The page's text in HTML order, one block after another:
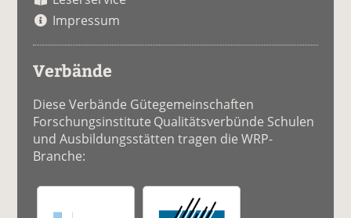
Impressum
Verbände
Diese Verbände Gütegemeinschaften
Forschungsinstitute Qualitätsverbünde Schulen
und Ausbildungsstätten tragen die WRP-
Branche: